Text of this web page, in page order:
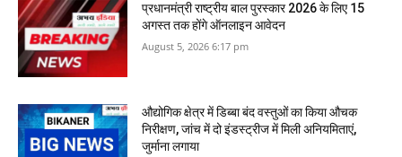
प्रधानमंत्री राष्ट्रीय बाल पुरस्कार 2026 के लिए 15
अगस्त तक होंगे ऑनलाइन आवेदन
August 5, 2026 6:17 pm
औद्योगिक क्षेत्र में डिब्बा बंद वस्तुओं का किया औचक
निरीक्षण, जांच में दो इंडस्ट्रीज में मिली अनियमिताएं,
जुर्माना लगाया